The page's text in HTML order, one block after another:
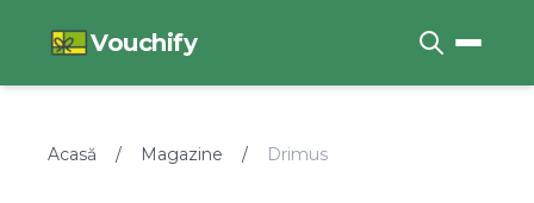
Vouchify
Acasă / Magazine / Drimus